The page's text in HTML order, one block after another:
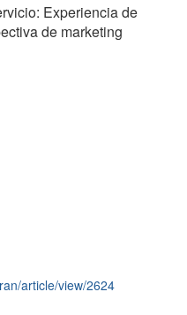
Experiencia de
de marketing
article/view/2624